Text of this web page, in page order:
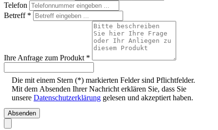
Telefon
Betreff *
Ihre Anfrage zum Produkt *
Die mit einem Stern (*) markierten Felder sind Pflichtfelder.
Mit dem Absenden Ihrer Nachricht erklären Sie, dass Sie
unsere Datenschutzerklärung gelesen und akzeptiert haben.
Absenden